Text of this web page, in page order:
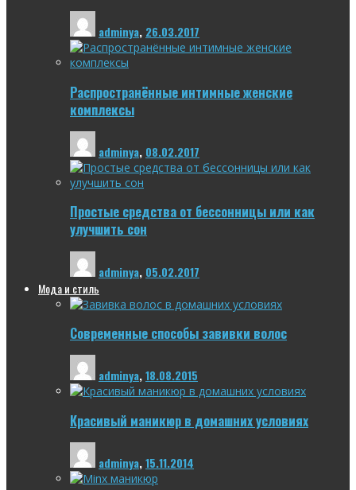
adminya, 26.03.2017
Распространённые интимные женские
комплексы
adminya, 08.02.2017
Простые средства от бессонницы или как
улучшить сон
adminya, 05.02.2017
Мода и стиль
Современные способы завивки волос
adminya,18.08.2015
Красивый маникюр в домашних условиях
adminya,15.11.2014